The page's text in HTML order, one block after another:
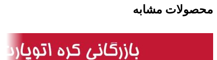
محصولات مشابه